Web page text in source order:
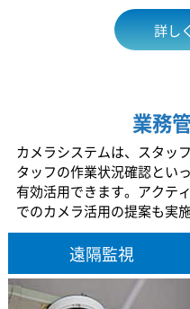
詳し
業務
カメラシステムは、スタッ
タッフの作業状況確認とい
有効活用できます。アクテ
でのカメラ活用の提案も実
遠隔監視